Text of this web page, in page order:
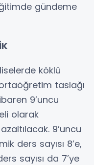
gündeme
köklü
taslağı
9’uncu
olarak
9’uncu
ders sayısı 8’e,
sayısı da 7’ye